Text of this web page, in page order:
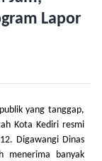
Lapor
yang tanggap,
Kota Kediri resmi
Digawangi Dinas
menerima banyak